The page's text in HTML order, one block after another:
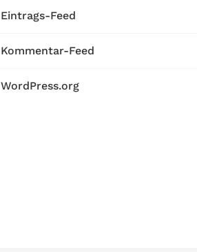
Eintrags-Feed
Kommentar-Feed
WordPress.org